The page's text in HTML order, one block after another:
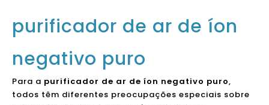
purificador de ar de íon
negativo puro
Para a purificador de ar de íon negativo puro,
todos têm diferentes preocupações especiais sobre